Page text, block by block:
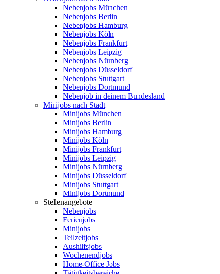
Nebenjobs München
Nebenjobs Berlin
Nebenjobs Hamburg
Nebenjobs Köln
Nebenjobs Frankfurt
Nebenjobs Leipzig
Nebenjobs Nürnberg
Nebenjobs Düsseldorf
Nebenjobs Stuttgart
Nebenjobs Dortmund
Nebenjob in deinem Bundesland
Minijobs nach Stadt
Minijobs München
Minijobs Berlin
Minijobs Hamburg
Minijobs Köln
Minijobs Frankfurt
Minijobs Leipzig
Minijobs Nürnberg
Minijobs Düsseldorf
Minijobs Stuttgart
Minijobs Dortmund
Stellenangebote
Nebenjobs
Ferienjobs
Minijobs
Teilzeitjobs
Aushilfsjobs
Wochenendjobs
Home-Office Jobs